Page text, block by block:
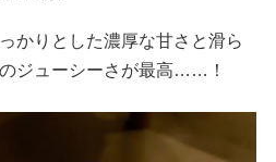
かりとした濃厚な甘さと滑ら
ジューシーさが最高……！